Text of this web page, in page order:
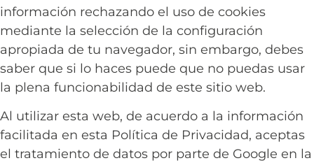
información rechazando el uso de cookies
mediante la selección de la configuración
apropiada de tu navegador, sin embargo, debes
saber que si lo haces puede que no puedas usar
la plena funcionabilidad de este sitio web.
Al utilizar esta web, de acuerdo a la información
facilitada en esta Política de Privacidad, aceptas
el tratamiento de datos por parte de Google en la